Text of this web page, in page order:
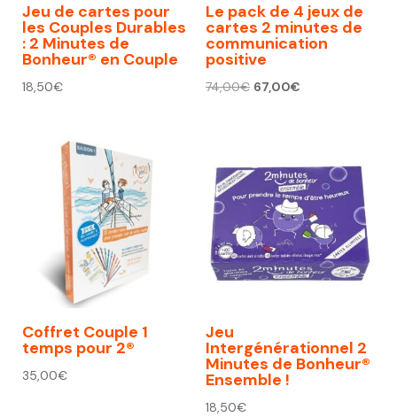
Jeu de cartes pour
les Couples Durables
: 2 Minutes de
Bonheur® en Couple
18,50€
Le pack de 4 jeux de
cartes 2 minutes de
communication
positive
74,00€ Le
74,00€.
67,00€Le
67,00€.
Coffret Couple 1
temps pour 2®
35,00€
Jeu
Intergénérationnel 2
Minutes de Bonheur®
Ensemble !
18,50€